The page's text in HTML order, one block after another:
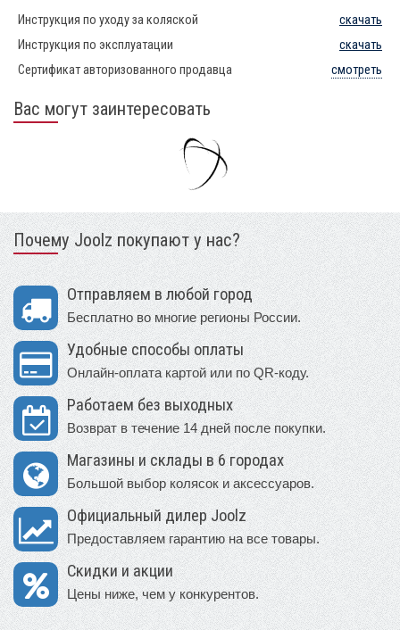
Инструкция по уходу за коляской
скачать
Инструкция по эксплуатации
скачать
Сертификат авторизованного продавца
смотреть
Вас могут заинтересовать
Почему Joolz покупают у нас?
Отправляем в любой город
Бесплатно во многие регионы России.
Удобные способы оплаты
Онлайн-оплата картой или по QR-коду.
Работаем без выходных
Возврат в течение 14 дней после покупки.
Магазины и склады в 6 городах
Большой выбор колясок и аксессуаров.
Официальный дилер Joolz
Предоставляем гарантию на все товары.
Скидки и акции
Цены ниже, чем у конкурентов.